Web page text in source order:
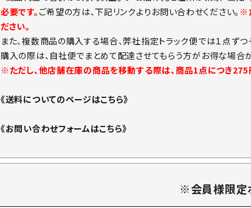
必要です。 ご希望の方は、下記リンクよりお問い合わせください。 ※
ださい。
また、複数商品の購入する場合、弊社指定トラック便では１点ず
購入の際は、自社便でまとめて配達させてもらう方がお得な場合
※ただし、他店舗在庫の商品を移動する際は、商品1点につき
《送料についてのページはこちら》
《お問い合わせフォームはこちら》
※会員様限定